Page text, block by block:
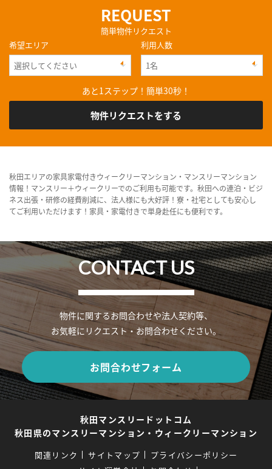
REQUEST
簡単物件リクエスト
希望エリア
利用人数
あと1ステップ！簡単30秒！
物件リクエストをする
秋田エリアの家具家電付きウィークリーマンション・マンスリーマンション
情報！マンスリー＋ウィークリーでのご利用も可能です。秋田への連泊・ビジ
ネス出張・研修の経費削減に、法人様にも大好評！寮・社宅としても安心し
てご利用いただけます！家具・家電付きで単身赴任にも便利です。
CONTACT US
物件に関するお問合わせや法人契約等、
お気軽にリクエスト・お問合わせください。
お問合わせフォーム
秋田マンスリードットコム
秋田県のマンスリーマンション・ウィークリーマンション
関連リンク サイトマップ
プライバシーポリシー